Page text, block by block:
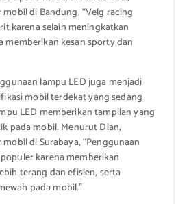
di Bandung, “Velg racing
karena selain meningkatkan
memberikan kesan sporty dan
lampu LED juga menjadi
mobil terdekat yang sedang
LED memberikan tampilan yang
pada mobil. Menurut Dian,
di Surabaya, “Penggunaan
karena memberikan
terang dan efisien, serta
pada mobil.”